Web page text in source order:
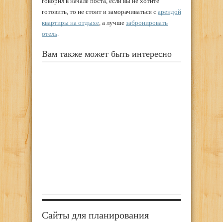
готовить, то не стоит и заморачиваться с арендой
квартиры на отдыхе , а лучше забронировать
отель
Вам также может быть интересно
Сайты для планирования